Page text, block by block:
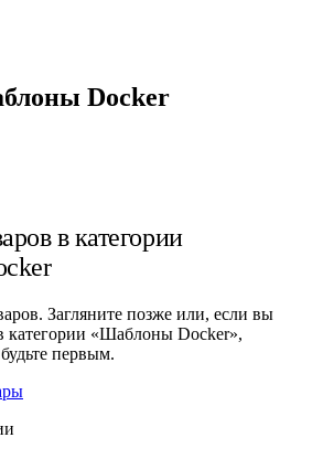
Docker
в категории
Загляните позже или, если вы
категории «Шаблоны Docker»,
первым.